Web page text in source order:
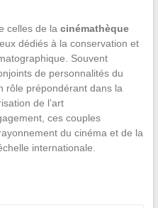
celles de la cinémathèque
dédiés à la conservation et
Souvent
de personnalités du
rôle prépondérant dans la
de l’art
ces couples
du cinéma et de la
internationale.